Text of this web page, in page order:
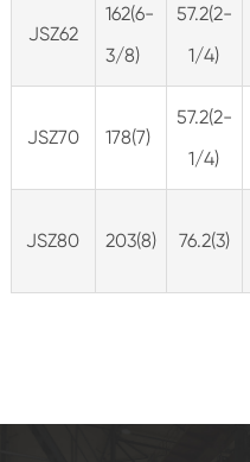
JSZ62
162(6-
3/8)
57.2(2-
1/4)
JSZ70 178(7)
57.2(2-
1/4)
JSZ80 203(8) 76.2(3)